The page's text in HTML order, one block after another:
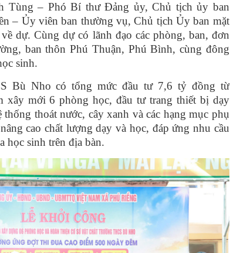
Tùng – Phó Bí thư Đảng ủy, Chủ tịch ủy ban
– Ủy viên ban thường vụ, Chủ tịch Ủy ban mặt
dự. Cùng dự có lãnh đạo các phòng, ban, đơn
ban thôn Phú Thuận, Phú Bình, cùng đông
sinh.
Bù Nho có tổng mức đầu tư 7,6 tỷ đồng từ
xây mới 6 phòng học, đầu tư trang thiết bị dạy
thống thoát nước, cây xanh và các hạng mục phụ
cao chất lượng dạy và học, đáp ứng nhu cầu
học sinh trên địa bàn.